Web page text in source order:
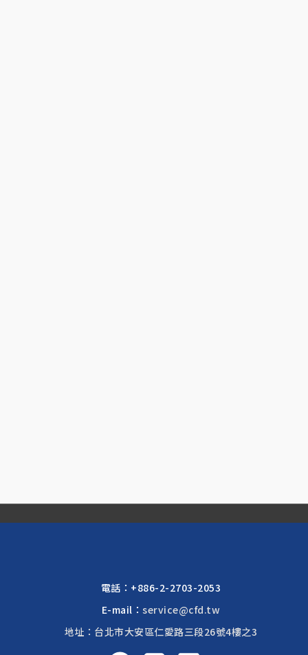
電話： +886-2-2703-2053
E-mail：service@cfd.tw
地址：台北市大安區仁愛路三段26號4樓之3